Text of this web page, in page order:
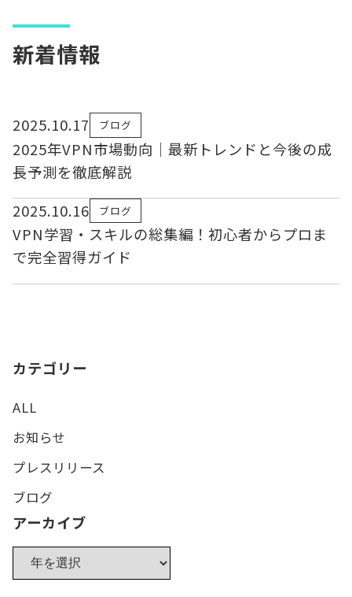
新着情報
2025.10.17 ブログ
2025年VPN市場動向｜最新トレンドと今後の成
長予測を徹底解説
2025.10.16
ブログ
VPN学習・スキルの総集編！初心者からプロま
で完全習得ガイド
カテゴリー
ALL
お知らせ
プレスリリース
ブログ
アーカイブ